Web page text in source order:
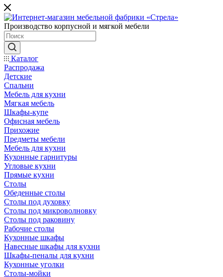
Производство корпусной и мягкой мебели
Каталог
Распродажа
Детские
Спальни
Мебель для кухни
Мягкая мебель
Шкафы-купе
Офисная мебель
Прихожие
Предметы мебели
Мебель для кухни
Кухонные гарнитуры
Угловые кухни
Прямые кухни
Столы
Обеденные столы
Столы под духовку
Столы под микроволновку
Столы под раковину
Рабочие столы
Кухонные шкафы
Навесные шкафы для кухни
Шкафы-пеналы для кухни
Кухонные уголки
Столы-мойки